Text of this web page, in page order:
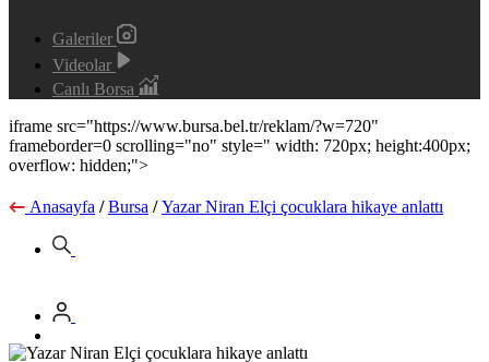
Galeriler
Videolar
Canlı Borsa
iframe src="https://www.bursa.bel.tr/reklam/?w=720"
frameborder=0 scrolling="no" style=" width: 720px; height:400px;
overflow: hidden;">
Anasayfa / Bursa / Yazar Niran Elçi çocuklara hikaye anlattı